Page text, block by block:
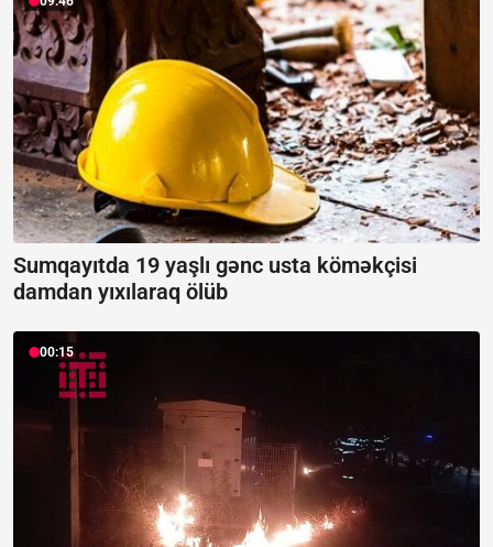
Sumqayıtda 19 yaşlı gənc usta köməkçisi
damdan yıxılaraq ölüb
00:15